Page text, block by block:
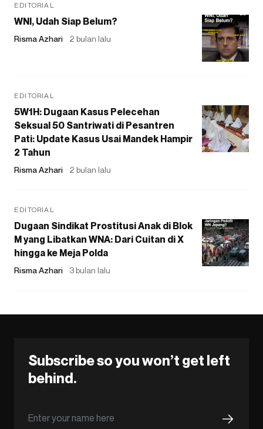
EDITORIAL
WNI, Udah Siap Belum?
Risma Azhari 2 bulan lalu
EDITORIAL
5W1H: Dugaan Kasus Pelecehan
Seksual 50 Santriwati di Pesantren
Pati: Update Kasus Usai Mandek Hampir
2 Tahun
Risma Azhari 2 bulan lalu
EDITORIAL
Dugaan Sindikat Prostitusi Anak di Blok
M yang Libatkan WNA: Dari Cuitan di X
hingga ke Meja Polda
Risma Azhari 3 bulan lalu
Subscribe so you won’t get left
behind.